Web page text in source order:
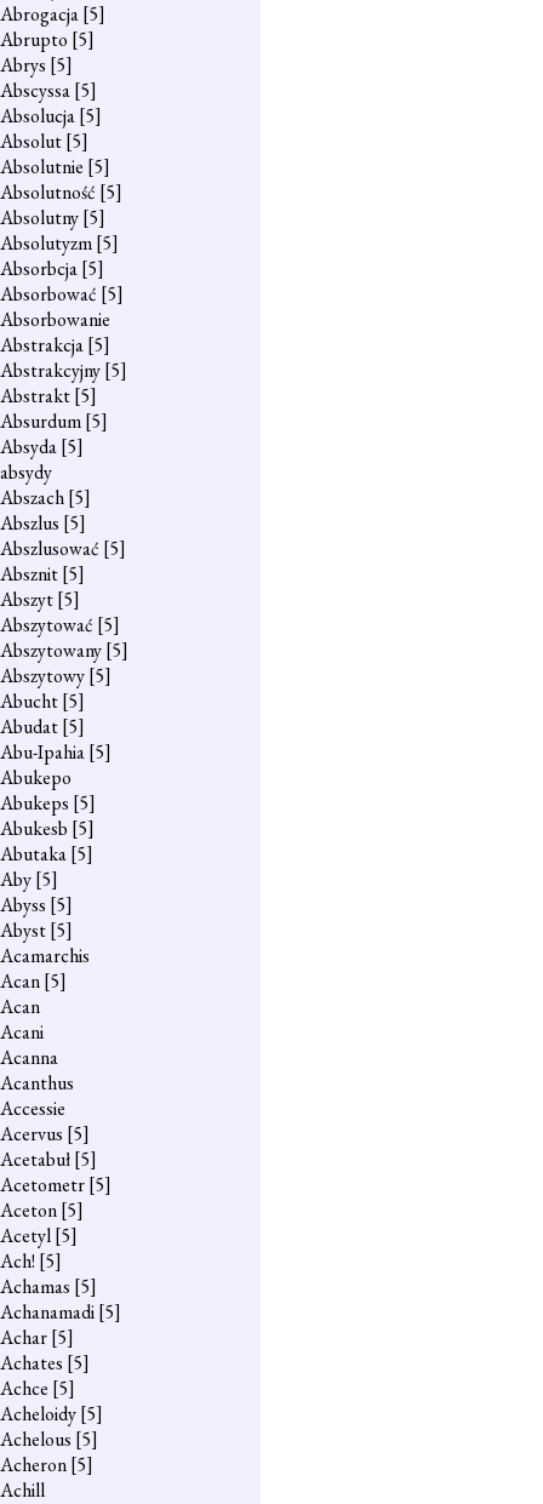
Abrogacja[5]
Abrupto [5]
Abrys [5]
Abscyssa[5]
Absolucja[5]
Absolut[5]
Absolutnie [5]
Absolutność [5]
Absolutny[5]
Absolutyzm[5]
Absorbcja[5]
Absorbować [5]
Absorbowanie
Abstrakcja[5]
Abstrakcyjny[5]
Abstrakt[5]
Absurdum[5]
Absyda[5]
absydy
Abszach[5]
Abszlus [5]
Abszlusować [5]
Absznit[5]
Abszyt[5]
Abszytować [5]
Abszytowany[5]
Abszytowy[5]
Abucht[5]
Abudat[5]
Abu-Ipahia[5]
Abukepo
Abukeps [5]
Abukesb [5]
Abutaka[5]
Aby[5]
Abyss [5]
Abyst[5]
Acamarchis
Acan[5]
Acan
Acani
Acanna
Acanthus
Accessie
Acervus [5]
Acetabuł[5]
Acetometr[5]
Aceton[5]
Acetyl[5]
Ach! [5]
Achamas [5]
Achanamadi[5]
Achar[5]
Achates [5]
Achce [5]
Acheloidy[5]
Achelous [5]
Acheron[5]
Achill